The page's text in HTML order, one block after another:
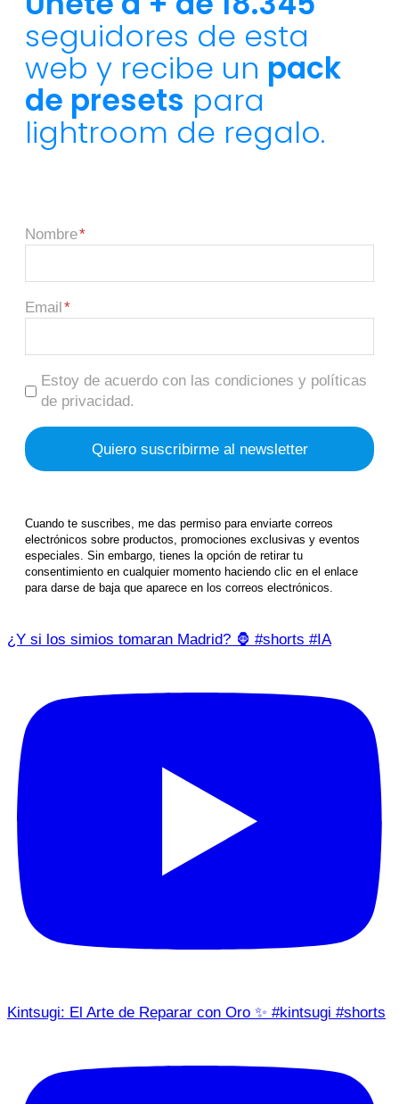
seguidores de esta
web y recibe un pack
de presets para
lightroom de regalo.
Nombre
Email
Estoy de acuerdo con las condiciones y políticas
de privacidad.
Cuando te suscribes, me das permiso para enviarte correos
electrónicos sobre productos, promociones exclusivas y eventos
especiales. Sin embargo, tienes la opción de retirar tu
consentimiento en cualquier momento haciendo clic en el enlace
para darse de baja que aparece en los correos electrónicos.
¿Y si los simios tomaran Madrid? 🦍 #shorts #IA
Kintsugi: El Arte de Reparar con Oro ✨ #kintsugi #shorts